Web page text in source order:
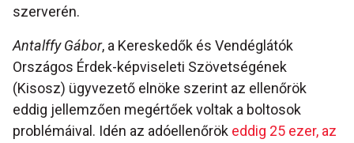
szerverén.
Antalffy Gábor, a Kereskedők és Vendéglátók
Országos Érdek-képviseleti Szövetségének
(Kisosz) ügyvezető elnöke szerint az ellenőrök
eddig jellemzően megértőek voltak a boltosok
problémáival. Idén az adóellenőrök eddig 25 ezer, az